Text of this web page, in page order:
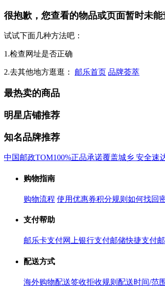
很抱歉，您查看的物品或页面暂时未能
试试下面几种方法吧：
1.检查网址是否正确
2.去其他地方逛逛： 邮乐首页 品牌荟萃
最热卖的商品
明星店铺推荐
知名品牌推荐
中国邮政TOM100%正品承诺覆盖城乡 安全速
购物指南
购物流程 使用优惠券积分规则 如何找回
支付帮助
邮乐卡支付网上银行支付邮储快捷支付
配送方式
海外购物配送签收拒收规则 配送时间/范